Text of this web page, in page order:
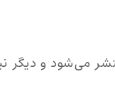
می‌شود و دیگر